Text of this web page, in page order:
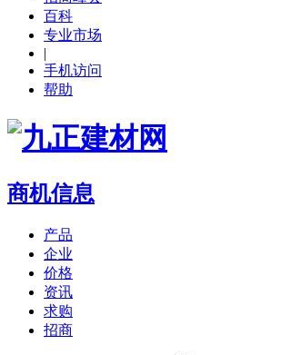
百科
专业市场
|
手机访问
帮助
商机信息
产品
企业
价格
资讯
求购
招商